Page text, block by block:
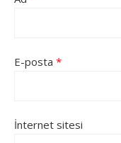
E-posta *
İnternet sitesi